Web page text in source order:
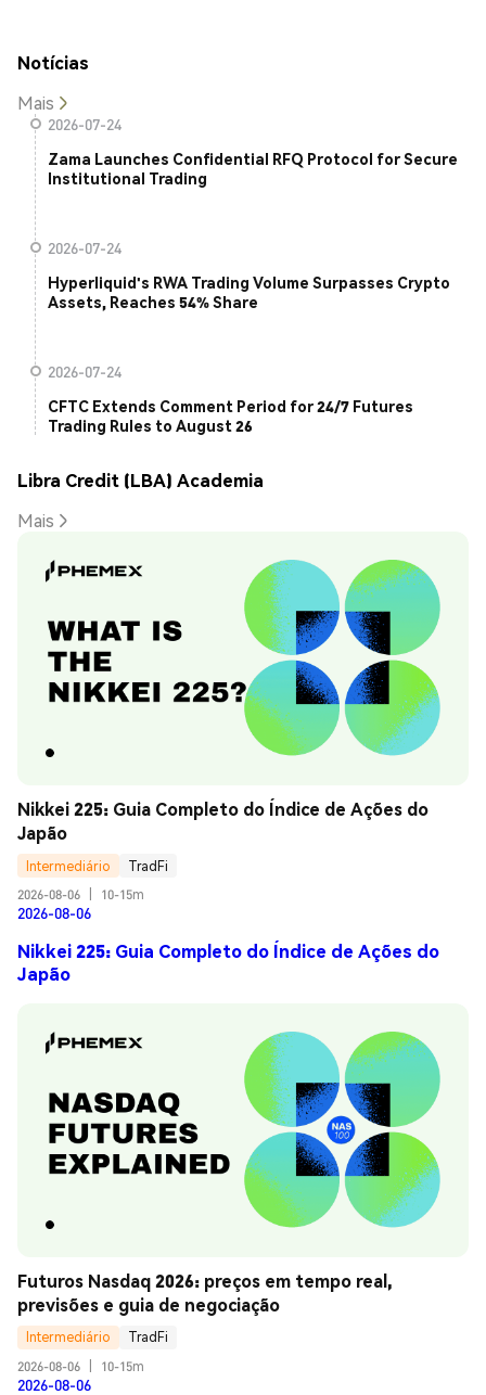
Notícias
Mais
2026-07-24
Zama Launches Confidential RFQ Protocol for Secure
Institutional Trading
2026-07-24
Hyperliquid's RWA Trading Volume Surpasses Crypto
Assets, Reaches 54% Share
2026-07-24
CFTC Extends Comment Period for 24/7 Futures
Trading Rules to August 26
Libra Credit (LBA) Academia
Mais
Nikkei 225: Guia Completo do Índice de Ações do
Japão
Intermediário
TradFi
2026-08-06
10-15m
2026-08-06
Nikkei 225: Guia Completo do Índice de Ações do
Japão
Futuros Nasdaq 2026: preços em tempo real,
previsões e guia de negociação
Intermediário
TradFi
2026-08-06
10-15m
2026-08-06